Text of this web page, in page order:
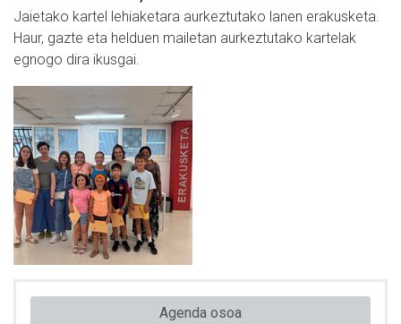
Jaietako kartel lehiaketara aurkeztutako lanen erakusketa.
Haur, gazte eta helduen mailetan aurkeztutako kartelak
egnogo dira ikusgai.
Agenda osoa